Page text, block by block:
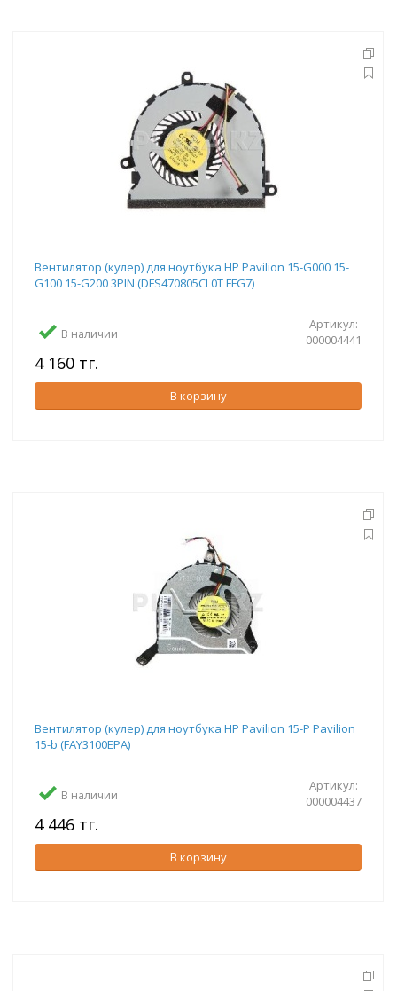
Вентилятор (кулер) для ноутбука HP Pavilion 15-G000 15-
G100 15-G200 3PIN (DFS470805CL0T FFG7)
В наличии
Артикул:
000004441
4 160 тг.
В корзину
Вентилятор (кулер) для ноутбука HP Pavilion 15-P Pavilion
15-b (FAY3100EPA)
В наличии
Артикул:
000004437
4 446 тг.
В корзину